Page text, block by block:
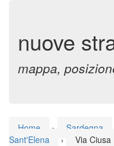
nuove
mappa,
Home › Sardegna
Sant'Elena
› Via Ciusa